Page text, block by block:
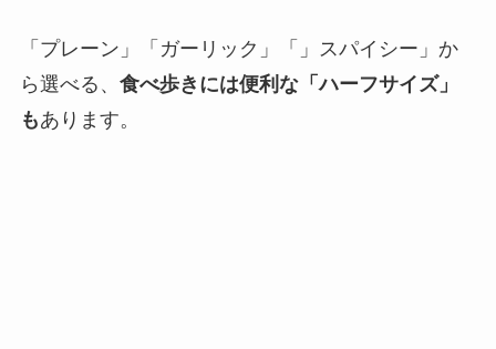
「プレーン」「ガーリック」「」スパイシー」か
ら選べる、 食べ歩きには便利な「ハーフサイズ」
もあります。